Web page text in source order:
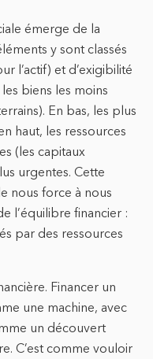
émerge de la
y sont classés
l’actif) et d’exigibilité
biens les moins
En bas, les plus
haut, les ressources
(les capitaux
urgentes. Cette
nous force à nous
l’équilibre financier :
par des ressources
Financer un
une machine, avec
un découvert
C’est comme vouloir